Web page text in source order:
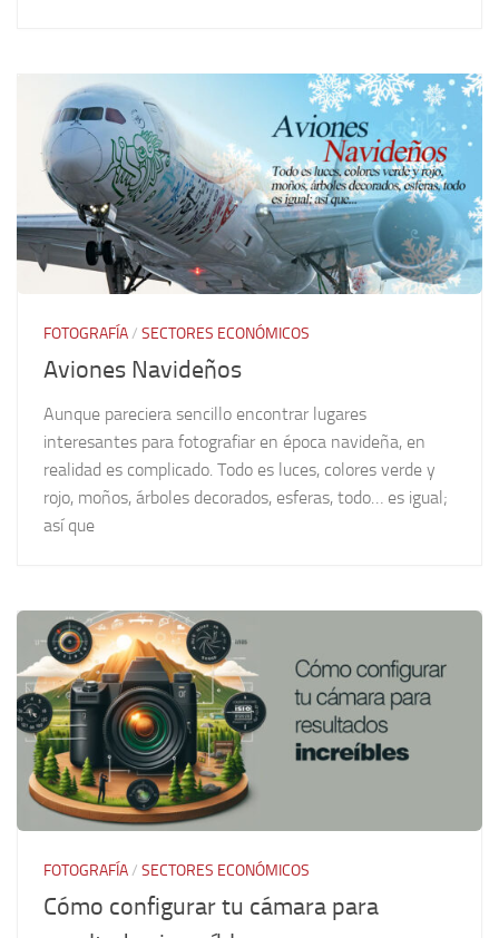
FOTOGRAFÍA/ SECTORES ECONÓMICOS
Aviones Navideños
Aunque pareciera sencillo encontrar lugares
interesantes para fotografiar en época navideña, en
realidad es complicado. Todo es luces, colores verde y
rojo, moños, árboles decorados, esferas, todo… es igual;
así que
FOTOGRAFÍA/ SECTORES ECONÓMICOS
Cómo configurar tu cámara para